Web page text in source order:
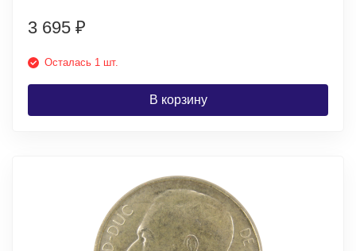
3 695 ₽
Осталась 1 шт.
В корзину